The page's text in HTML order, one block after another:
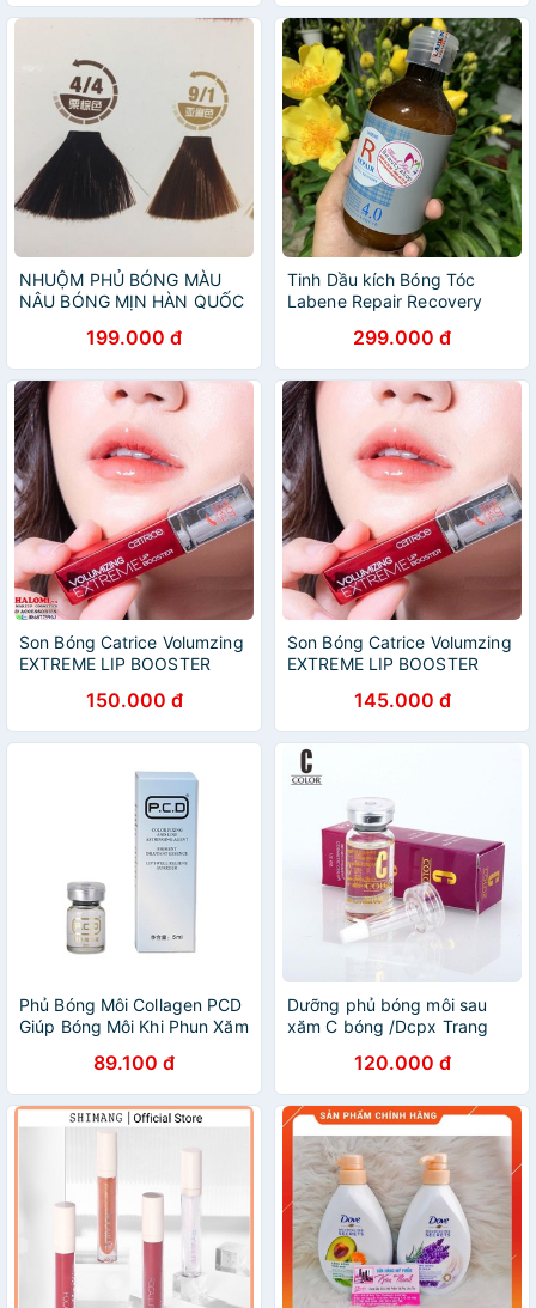
NHUỘM PHỦ BÓNG MÀU
NÂU BÓNG MỊN HÀN QUỐC
199.000 đ
Tinh Dầu kích Bóng Tóc
Labene Repair Recovery
299.000 đ
Son Bóng Catrice Volumzing
EXTREME LIP BOOSTER
150.000 đ
Son Bóng Catrice Volumzing
EXTREME LIP BOOSTER
145.000 đ
Phủ Bóng Môi Collagen PCD
Giúp Bóng Môi Khi Phun Xăm
89.100 đ
Dưỡng phủ bóng môi sau
xăm C bóng /Dcpx Trang
120.000 đ